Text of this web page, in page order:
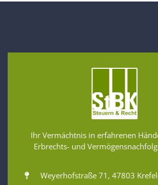
Ihr Vermächtnis in erfahrenen
Erbrechts- und
Weyerhofstraße 71, 47803